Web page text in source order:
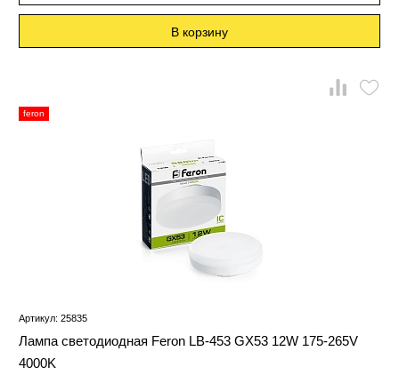
В корзину
feron
Артикул: 25835
Лампа светодиодная Feron LB-453 GX53 12W 175-265V
4000K